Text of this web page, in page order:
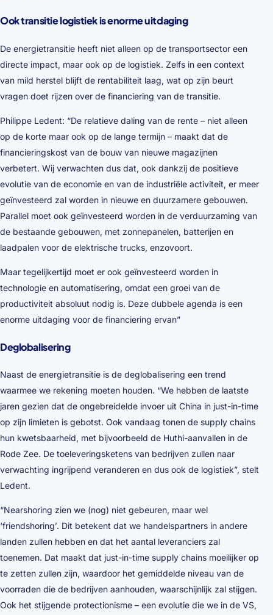
Ook transitie logistiek is enorme uitdaging
De energietransitie heeft niet alleen op de transportsector een
directe impact, maar ook op de logistiek. Zelfs in een context
van mild herstel blijft de rentabiliteit laag, wat op zijn beurt
vragen doet rijzen over de financiering van de transitie.
Philippe Ledent: “De relatieve daling van de rente – niet alleen
op de korte maar ook op de lange termijn – maakt dat de
financieringskost van de bouw van nieuwe magazijnen
verbetert. Wij verwachten dus dat, ook dankzij de positieve
evolutie van de economie en van de industriële activiteit, er meer
geïnvesteerd zal worden in nieuwe en duurzamere gebouwen.
Parallel moet ook geïnvesteerd worden in de verduurzaming van
de bestaande gebouwen, met zonnepanelen, batterijen en
laadpalen voor de elektrische trucks, enzovoort.
Maar tegelijkertijd moet er ook geïnvesteerd worden in
technologie en automatisering, omdat een groei van de
productiviteit absoluut nodig is. Deze dubbele agenda is een
enorme uitdaging voor de financiering ervan”
Deglobalisering
Naast de energietransitie is de deglobalisering een trend
waarmee we rekening moeten houden. “We hebben de laatste
jaren gezien dat de ongebreidelde invoer uit China in just-in-time
op zijn limieten is gebotst. Ook vandaag tonen de supply chains
hun kwetsbaarheid, met bijvoorbeeld de Huthi-aanvallen in de
Rode Zee. De toeleveringsketens van bedrijven zullen naar
verwachting ingrijpend veranderen en dus ook de logistiek”, stelt
Ledent.
“Nearshoring zien we (nog) niet gebeuren, maar wel
‘friendshoring’. Dit betekent dat we handelspartners in andere
landen zullen hebben en dat het aantal leveranciers zal
toenemen. Dat maakt dat just-in-time supply chains moeilijker op
te zetten zullen zijn, waardoor het gemiddelde niveau van de
voorraden die de bedrijven aanhouden, waarschijnlijk zal stijgen.
Ook het stijgende protectionisme – een evolutie die we in de VS,